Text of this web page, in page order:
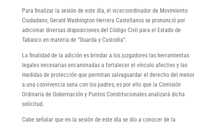
Para finalizar la sesión de este día, el vicecoordinador de Movimiento
Ciudadano, Gerald Washington Herrera Castellanos se pronunció por
adicionar diversas disposiciones del Código Civil para el Estado de
Tabasco en materia de “Guarda y Custodia”.
La finalidad de la adición es brindar a los juzgadores las herramientas
legales necesarias encaminadas a fortalecer el vínculo afectivo y las
medidas de protección que permitan salvaguardar el derecho del menor
a una convivencia sana con los padres, es por ello que la Comisión
Ordinaria de Gobernación y Puntos Constitucionales analizará dicha
solicitud.
Cabe señalar que en la sesión de este día se dio a conocer de la